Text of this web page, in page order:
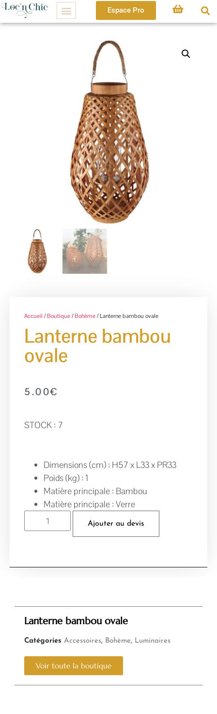
Espace Pro
Accueil /Boutique/Bohème/ Lanterne bambou ovale
Lanterne bambou
ovale
5.00€
STOCK : 7
Dimensions (cm) : H57 x L33 x PR33
Poids (kg) : 1
Matière principale : Bambou
Matière principale : Verre
Ajouter au devis
Lanterne bambou ovale
Catégories Accessoires, Bohème, Luminaires
Voir toute la boutique